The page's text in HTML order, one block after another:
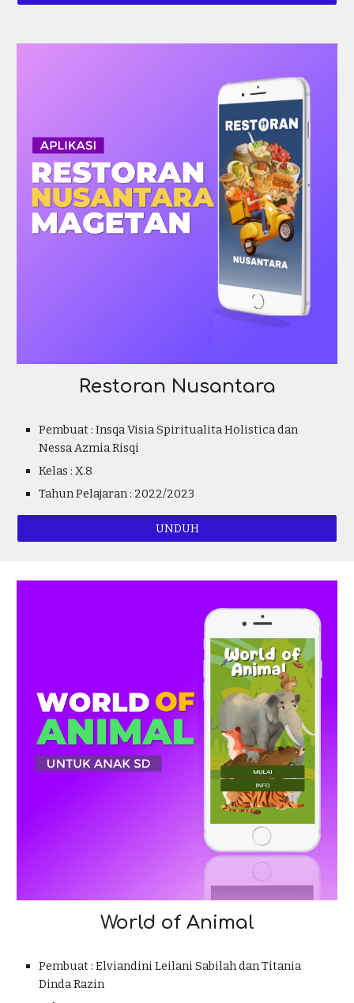
Restoran Nusantara
Pembuat : Insqa Visia Spiritualita Holistica dan
Nessa Azmia Risqi
Kelas : X.8
Tahun Pelajaran : 2022/2023
UNDUH
World of Animal
Pembuat : Elviandini Leilani Sabilah dan Titania
Dinda Razin